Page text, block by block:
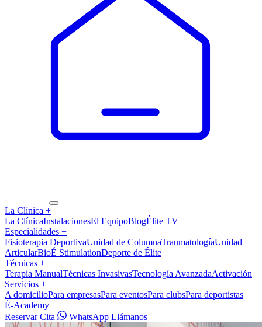
La Clínica +
La ClínicaInstalacionesEl EquipoBlogÉlite TV
Especialidades +
Fisioterapia DeportivaUnidad de ColumnaTraumatologíaUnidad
ArticularBioÉ StimulationDeporte de Élite
Técnicas +
Terapia ManualTécnicas InvasivasTecnología AvanzadaActivación
Servicios +
A domicilioPara empresasPara eventosPara clubsPara deportistas
É-Academy
Reservar Cita
WhatsApp Llámanos